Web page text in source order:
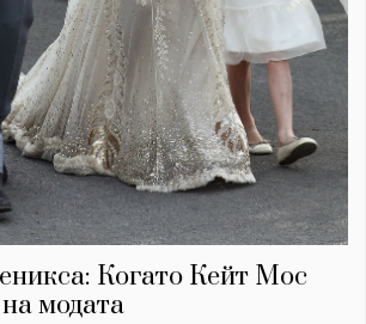
Когато Кейт Мос
модата